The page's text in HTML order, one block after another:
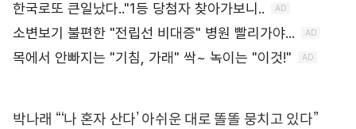
박나래 “‘나 혼자 산다’ 아쉬운 대로 똘똘 뭉치고 있다”